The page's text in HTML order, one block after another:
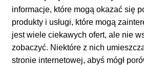
informacje, które mogą okazać się
produkty i usługi, które mogą
jest wiele ciekawych ofert, ale nie
zobaczyć. Niektóre z nich
stronie internetowej, abyś mógł